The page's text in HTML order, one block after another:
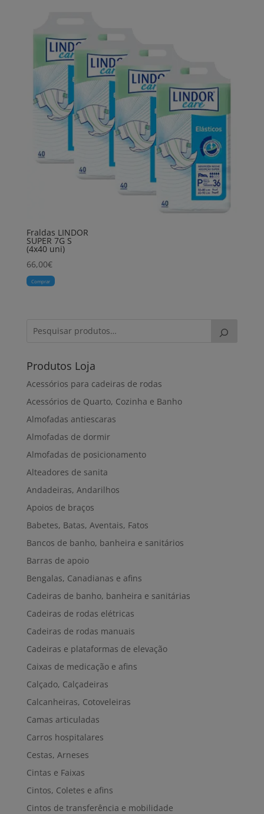
Fraldas LINDOR
SUPER 7G S
(4x40 uni)
66,00€
Comprar
Produtos Loja
Acessórios para cadeiras de rodas
Acessórios de Quarto, Cozinha e Banho
Almofadas antiescaras
Almofadas de dormir
Almofadas de posicionamento
Alteadores de sanita
Andadeiras, Andarilhos
Apoios de braços
Babetes, Batas, Aventais, Fatos
Bancos de banho, banheira e sanitários
Barras de apoio
Bengalas, Canadianas e afins
Cadeiras de banho, banheira e sanitárias
Cadeiras de rodas elétricas
Cadeiras de rodas manuais
Cadeiras e plataformas de elevação
Caixas de medicação e afins
Calçado, Calçadeiras
Calcanheiras, Cotoveleiras
Camas articuladas
Carros hospitalares
Cestas, Arneses
Cintas e Faixas
Cintos, Coletes e afins
Cintos de transferência e mobilidade